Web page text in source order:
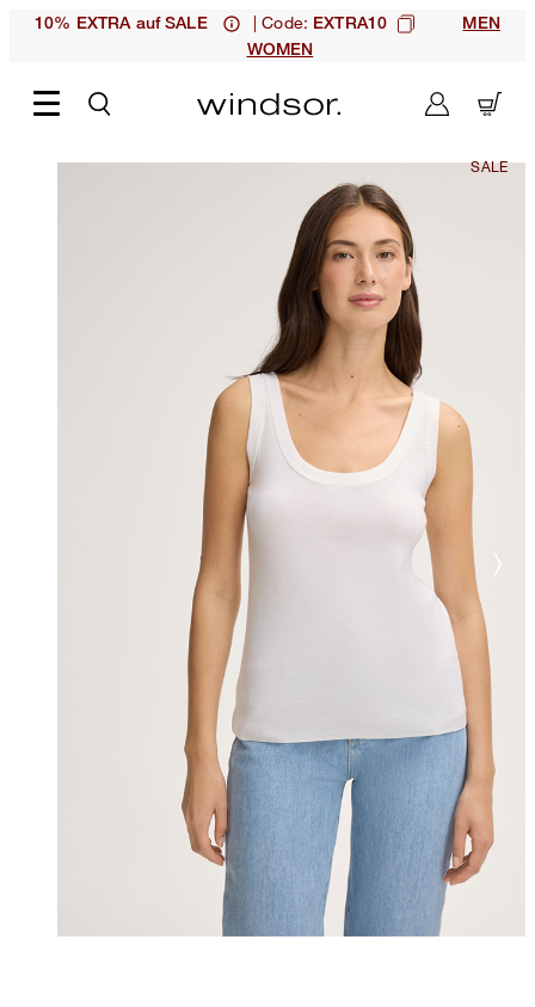
10% EXTRA auf SALE | Code: EXTRA10
MEN
WOMEN